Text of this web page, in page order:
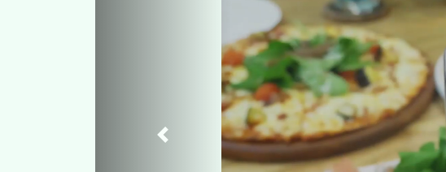
Previous